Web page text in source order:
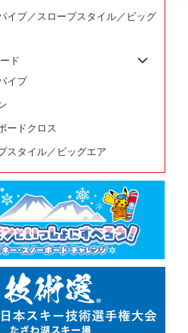
イプ／スロープスタイル／ビッグ
ド
イプ
ードクロス
スタイル／ビッグエア